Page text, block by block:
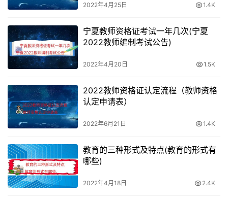
2022年4月25日 1.4K
宁夏教师资格证考试一年几次(宁夏
2022教师编制考试公告)
2022年4月20日 1.5K
2022教师资格证认定流程（教师资格
认定申请表）
2022年6月21日 1.4K
教育的三种形式及特点(教育的形式有
哪些)
2022年4月18日 2.4K